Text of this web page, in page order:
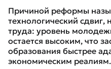
Причиной реформы
технологический сдвиг,
труда: уровень
остается высоким, что
образования быстрее
экономическим реалиям.